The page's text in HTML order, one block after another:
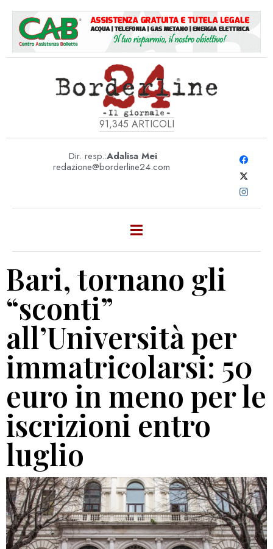
91,345 ARTICOLI
Dir. resp.:Adalisa Mei
redazione@borderline24.com
Bari, tornano gli
“sconti”
all’Università per
immatricolarsi: 50
euro in meno per le
iscrizioni entro
luglio